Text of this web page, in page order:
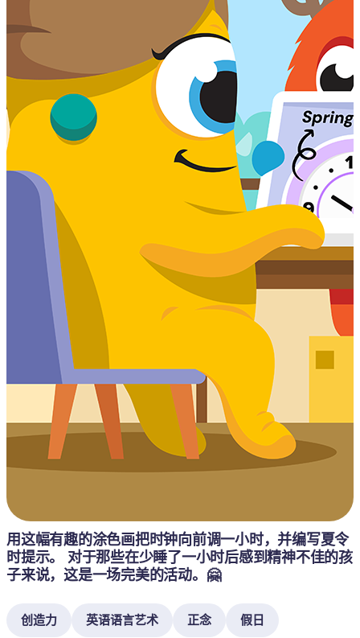
用这幅有趣的涂色画把时钟向前调一小时，并编写夏令
时提示。 对于那些在少睡了一小时后感到精神不佳的孩
子来说，这是一场完美的活动。🤗
创造力 英语语言艺术 正念 假日